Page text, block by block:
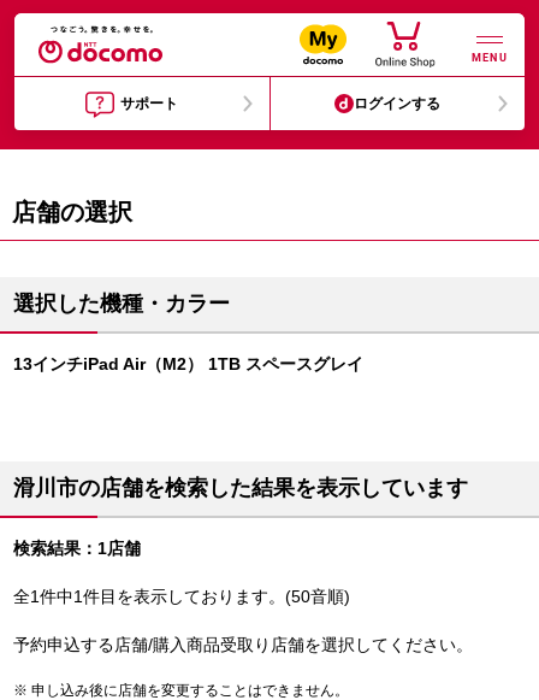
MENU
サポート ログインする
店舗の選択
選択した機種・カラー
13インチiPad Air（M2） 1TB スペースグレイ
滑川市の店舗を検索した結果を表示しています
検索結果：1店舗
全1件中1件目を表示しております。(50音順)
予約申込する店舗/購入商品受取り店舗を選択してください。
申し込み後に店舗を変更することはできません。